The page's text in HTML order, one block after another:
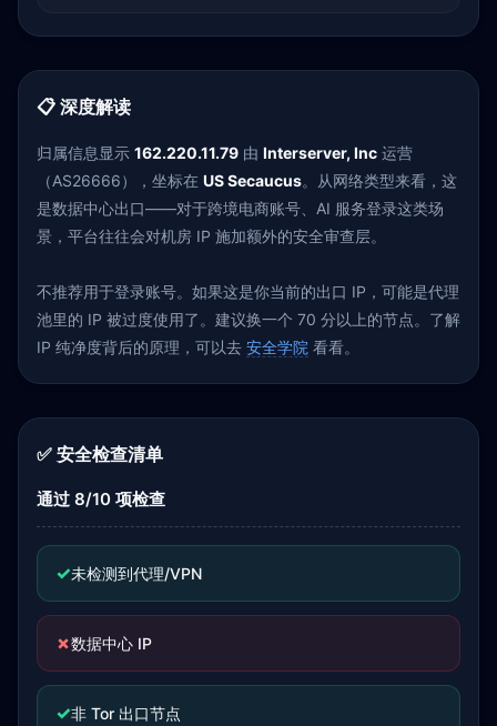
📋 深度解读
归属信息显示 162.220.11.79 由 Interserver, Inc 运营
（AS26666），坐标在 US Secaucus。从网络类型来看，这
是数据中心出口——对于跨境电商账号、AI 服务登录这类场
景，平台往往会对机房 IP 施加额外的安全审查层。
不推荐用于登录账号。如果这是你当前的出口 IP，可能是代理
池里的 IP 被过度使用了。建议换一个 70 分以上的节点。了解
IP 纯净度背后的原理，可以去 安全学院 看看。
✅ 安全检查清单
通过 8/10 项检查
✓未检测到代理/VPN
✗数据中心 IP
✓非 Tor 出口节点